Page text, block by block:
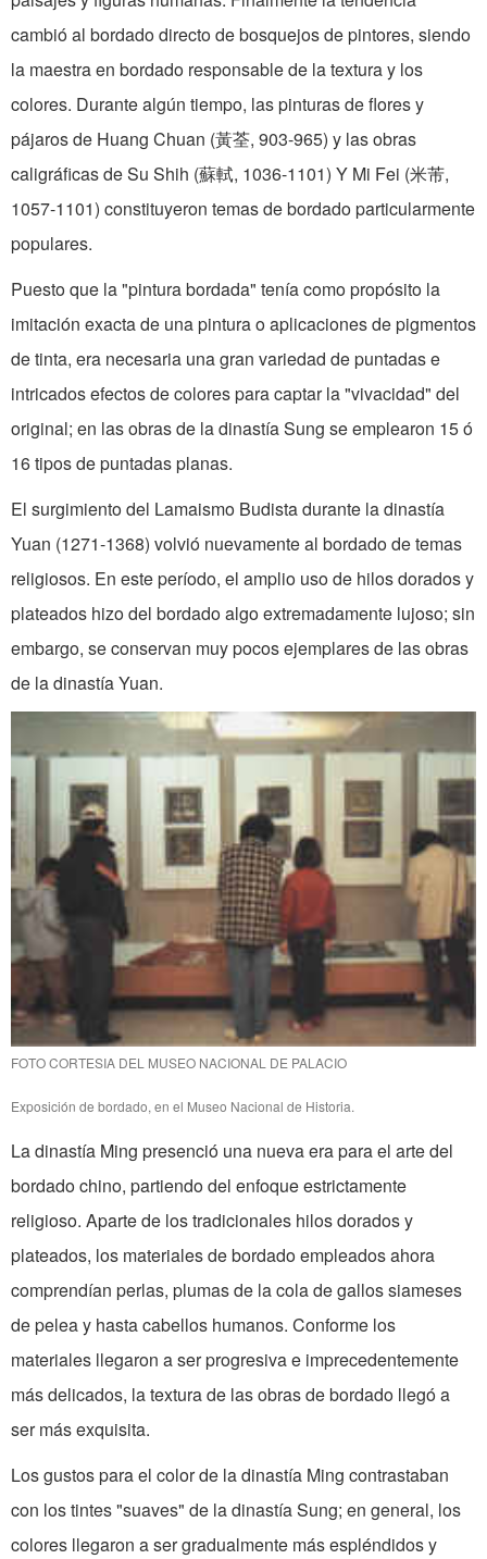
cambió al bordado directo de bosquejos de pintores, siendo
la maestra en bordado responsable de la textura y los
colores. Durante algún tiempo, las pinturas de flores y
pájaros de Huang Chuan (黃荃, 903-965) y las obras
caligráficas de Su Shih (蘇軾, 1036-1101) Y Mi Fei (米芾,
1057-1101) constituyeron temas de bordado particularmente
populares.
Puesto que la "pintura bordada" tenía como propósito la
imitación exacta de una pintura o aplicaciones de pigmentos
de tinta, era necesaria una gran variedad de puntadas e
intricados efectos de colores para captar la "vivacidad" del
original; en las obras de la dinastía Sung se emplearon 15 ó
16 tipos de puntadas planas.
El surgimiento del Lamaismo Budista durante la dinastía
Yuan (1271-1368) volvió nuevamente al bordado de temas
religiosos. En este período, el amplio uso de hilos dorados y
plateados hizo del bordado algo extremadamente lujoso; sin
embargo, se conservan muy pocos ejemplares de las obras
de la dinastía Yuan.
FOTO CORTESIA DEL MUSEO NACIONAL DE PALACIO
Exposición de bordado, en el Museo Nacional de Historia.
La dinastía Ming presenció una nueva era para el arte del
bordado chino, partiendo del enfoque estrictamente
religioso. Aparte de los tradicionales hilos dorados y
plateados, los materiales de bordado empleados ahora
comprendían perlas, plumas de la cola de gallos siameses
de pelea y hasta cabellos humanos. Conforme los
materiales llegaron a ser progresiva e imprecedentemente
más delicados, la textura de las obras de bordado llegó a
ser más exquisita.
Los gustos para el color de la dinastía Ming contrastaban
con los tintes "suaves" de la dinastía Sung; en general, los
colores llegaron a ser gradualmente más espléndidos y